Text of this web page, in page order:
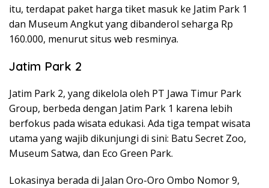
itu, terdapat paket harga tiket masuk ke Jatim Park 1
dan Museum Angkut yang dibanderol seharga Rp
160.000, menurut situs web resminya.
Jatim Park 2
Jatim Park 2, yang dikelola oleh PT Jawa Timur Park
Group, berbeda dengan Jatim Park 1 karena lebih
berfokus pada wisata edukasi. Ada tiga tempat wisata
utama yang wajib dikunjungi di sini: Batu Secret Zoo,
Museum Satwa, dan Eco Green Park.
Lokasinya berada di Jalan Oro-Oro Ombo Nomor 9,